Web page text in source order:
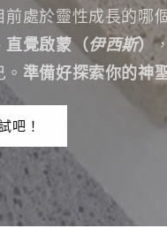
處於靈性成長的哪
直覺啟蒙（伊西斯）
準備好探索你的神
吧！